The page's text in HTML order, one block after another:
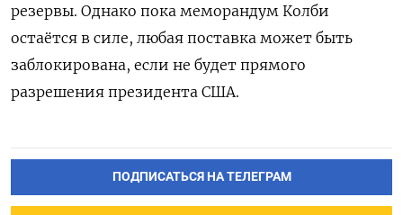
резервы. Однако пока меморандум Колби
остаётся в силе, любая поставка может быть
заблокирована, если не будет прямого
разрешения президента США.
ПОДПИСАТЬСЯ НА ТЕЛЕГРАМ